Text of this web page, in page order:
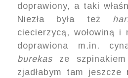
doprawiony, a taki
Niezła była też
ciecierzycą, wołowiną i
doprawiona m.in.
burekas ze
zjadłabym tam